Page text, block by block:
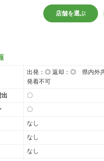
店舗を選ぶ
出発：◎ 返却：◎ 県内外
発着不可
出
〇
〇
なし
なし
なし